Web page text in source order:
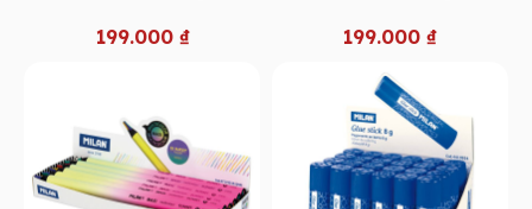
199.000 ₫
199.000₫